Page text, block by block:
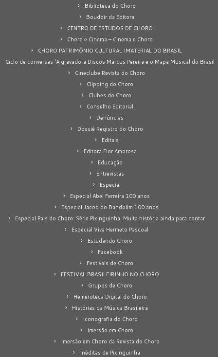
Biblioteca do Choro
Boudoir da Editora
CENTRO DE ESTUDOS DE CHORO
Choro e Cinema – Cinema e Choro
CHORO PATRIMÔNIO CULTURAL IMATERIAL DO BRASIL
Ciclo de conversas 'A gravadora Discos Marcus Pereira e o Mapa Musical do Brasil
Cineclube Revista do Choro
Clipping do Choro
Clubes do Choro
Conselho Editorial
Denúncias
Dossiê Registro do Choro
Editais
Editora Flor Amorosa
Educação
Entrevistas
Especial
Especial Abel Ferreira 100 anos
Especial Jacob do Bandolim 100 anos
Especial Pais do Choro: Série Pixinguinha: Muita história ainda para contar
Especial Viva Hermeto Pascoal
Estudando Choro
Facebook
Festivais de Choro
FESTIVAL BRASILEIRINHO NO CHORO
Grupos de Choro
Hemeroteca Digital do Choro
Histórias da Música Brasileira
Iconografia do Choro
Imersão em Choro
Imersão em Choro da Revista do Choro
Inéditas de Pixinguinha